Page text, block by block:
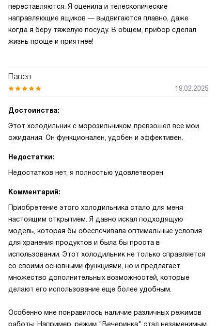
переставляются. Я оценила и телескопические
направляющие ящиков — выдвигаются плавно, даже
когда я беру тяжёлую посуду. В общем, прибор сделал
жизнь проще и приятнее!
Павел
19.02.2025
Достоинства:
Этот холодильник с морозильником превзошел все мои
ожидания. Он функционален, удобен и эффективен.
Недостатки:
Недостатков нет, я полностью удовлетворен.
Комментарий:
Приобретение этого холодильника стало для меня
настоящим открытием. Я давно искал подходящую
модель, которая бы обеспечивала оптимальные условия
для хранения продуктов и была бы проста в
использовании. Этот холодильник не только справляется
со своими основными функциями, но и предлагает
множество дополнительных возможностей, которые
делают его использование еще более удобным.
Особенно мне понравилось наличие различных режимов
работы. Например, режим "Вечеринка" стал незаменимым